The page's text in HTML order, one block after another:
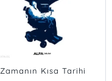
Zamanın Kısa Tarihi